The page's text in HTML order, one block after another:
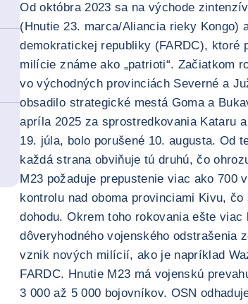
Od októbra 2023 sa na východe
(Hnutie 23. marca/Aliancia rieky Kongo)
demokratickej republiky (FARDC), ktoré
milície známe ako „patrioti“. Začiatkom
vo východných provinciách Severné a
obsadilo strategické mestá Goma a
apríla 2025 za sprostredkovania Kataru
19. júla, bolo porušené 10. augusta. Od
každá strana obviňuje tú druhú, čo
M23 požaduje prepustenie viac ako 700
kontrolu nad oboma provinciami Kivu,
dohodu. Okrem toho rokovania ešte viac
dôveryhodného vojenského odstrašenia
vznik nových milícií, ako je napríklad
FARDC. Hnutie M23 má vojenskú
3 000 až 5 000 bojovníkov. OSN